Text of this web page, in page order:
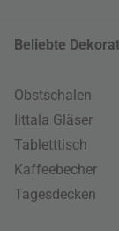
Beliebte
Obstschalen
Iittala Gläser
Tabletttisch
Kaffeebecher
Tagesdecken